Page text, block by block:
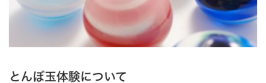
とんぼ玉体験について